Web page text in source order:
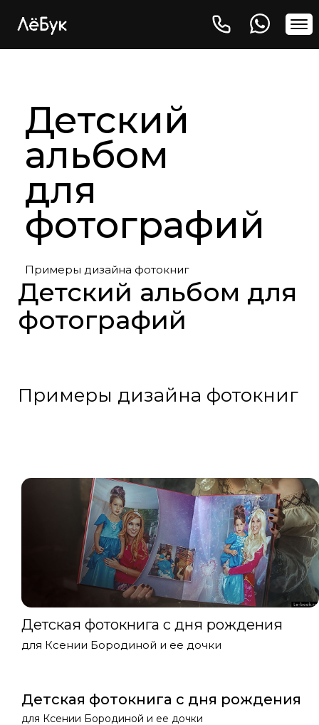
Детский
альбом
для
фотографий
Примеры дизайна фотокниг
Детский альбом для
фотографий
Примеры дизайна фотокниг
Детская фотокнига с дня рождения
для Ксении Бородиной и ее дочки
Детская фотокнига с дня рождения
для Ксении Бородиной и ее дочки